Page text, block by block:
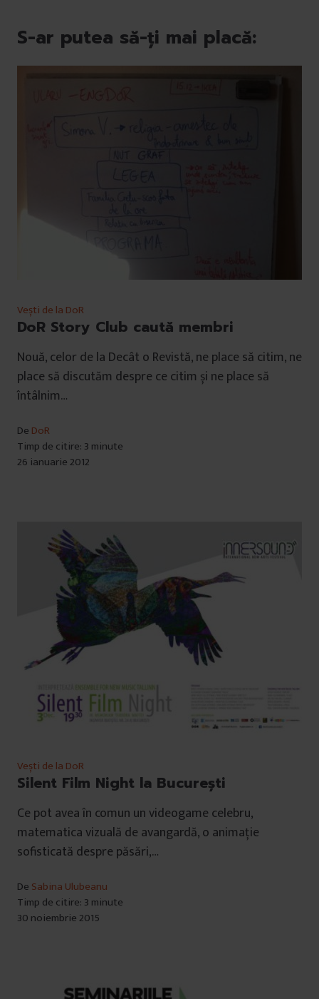
S-ar putea să-ți mai placă:
Vești de la DoR
DoR Story Club caută membri
Nouă, celor de la Decât o Revistă, ne place să citim, ne
place să discutăm despre ce citim și ne place să
întâlnim…
De DoR
Timp de citire: 3 minute
26 ianuarie 2012
Vești de la DoR
Silent Film Night la București
Ce pot avea în comun un videogame celebru,
matematica vizuală de avangardă, o animație
sofisticată despre păsări,…
De Sabina Ulubeanu
Timp de citire: 3 minute
30 noiembrie 2015